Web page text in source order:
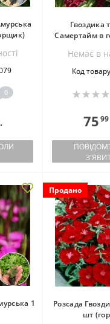
0
Гвоздика
Самертайм в
Немає в
Код
7599
1
Продано
Розсада
шт